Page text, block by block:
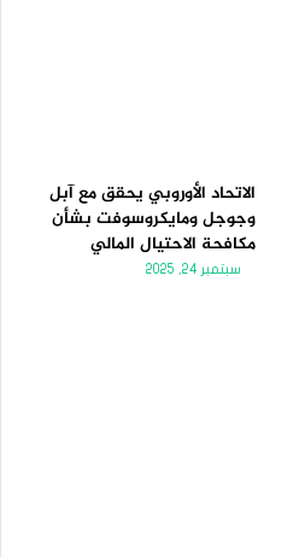
الاتحاد الأوروبي يحقق مع آبل
وجوجل ومايكروسوفت بشأن
مكافحة الاحتيال المالي
سبتمبر 24, 2025